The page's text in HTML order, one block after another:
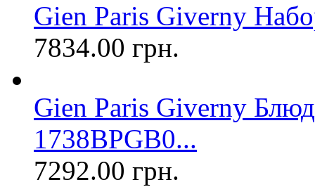
Gien Paris Giverny
7834.00 грн.
Gien Paris Giverny
1738BPGB0...
7292.00 грн.